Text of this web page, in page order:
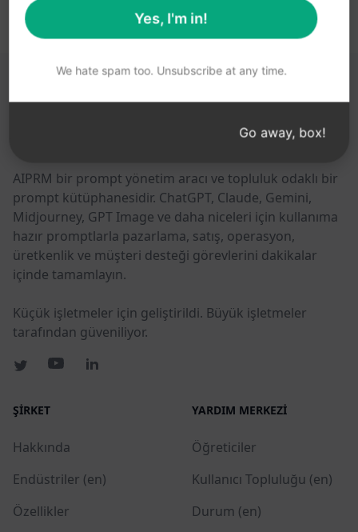
AIPRM bir prompt yönetim aracı ve topluluk odaklı bir
prompt kütüphanesidir. ChatGPT, Claude, Gemini,
Midjourney, GPT Image ve daha niceleri için kullanıma
hazır promptlarla pazarlama, satış, operasyon,
üretkenlik ve müşteri desteği görevlerini dakikalar
içinde tamamlayın.
Küçük işletmeler için geliştirildi. Büyük işletmeler
tarafından güveniliyor.
ŞIRKET
Hakkında
Endüstriler (en)
Özellikler
YARDIM MERKEZI
Öğreticiler
Kullanıcı Topluluğu (en)
Durum (en)
Yes, I'm in!
We hate spam too. Unsubscribe at any time.
Go away, box!